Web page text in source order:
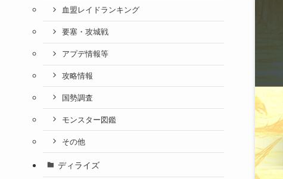
血盟レイドランキング
要塞・攻城戦
アプデ情報等
攻略情報
国勢調査
モンスター図鑑
その他
ディライズ